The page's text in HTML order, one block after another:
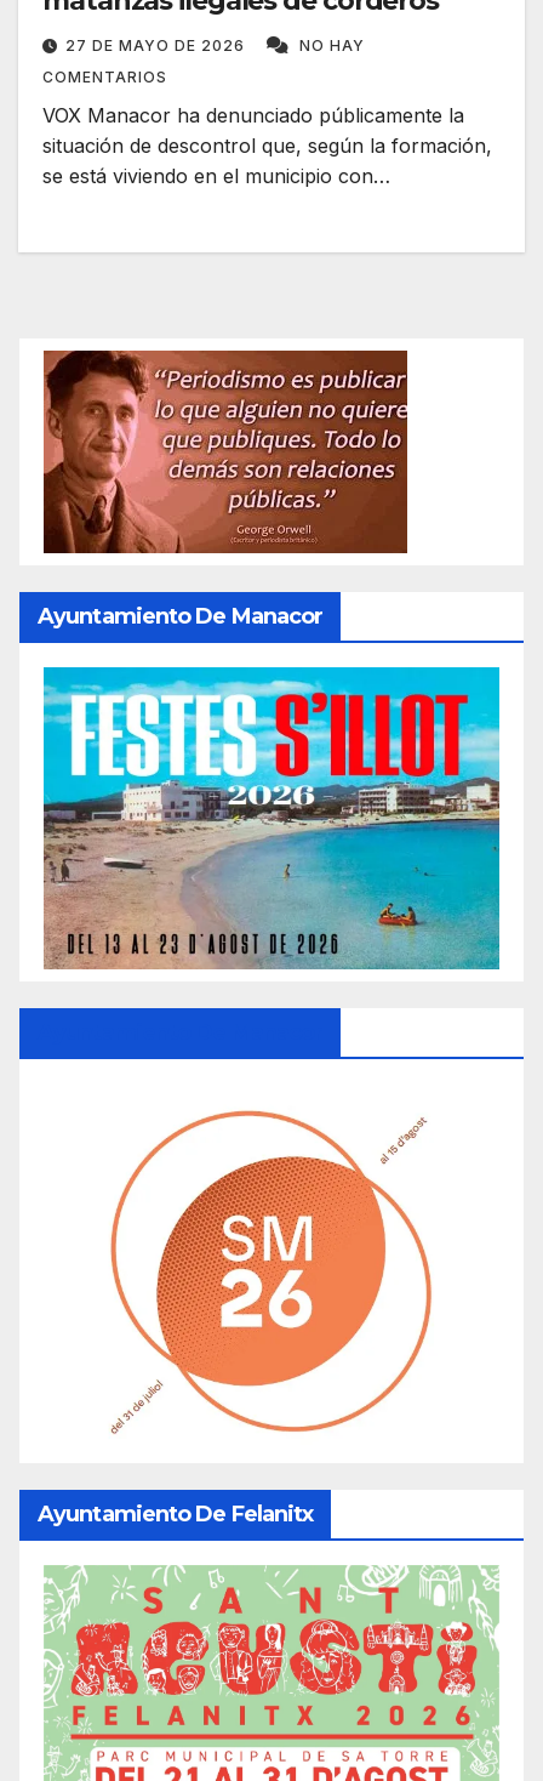
27 DE MAYO DE 2026
NO HAY
COMENTARIOS
VOX Manacor ha denunciado públicamente la
situación de descontrol que, según la formación,
se está viviendo en el municipio con…
Ayuntamiento De Manacor
Ayuntamiento De Felanitx